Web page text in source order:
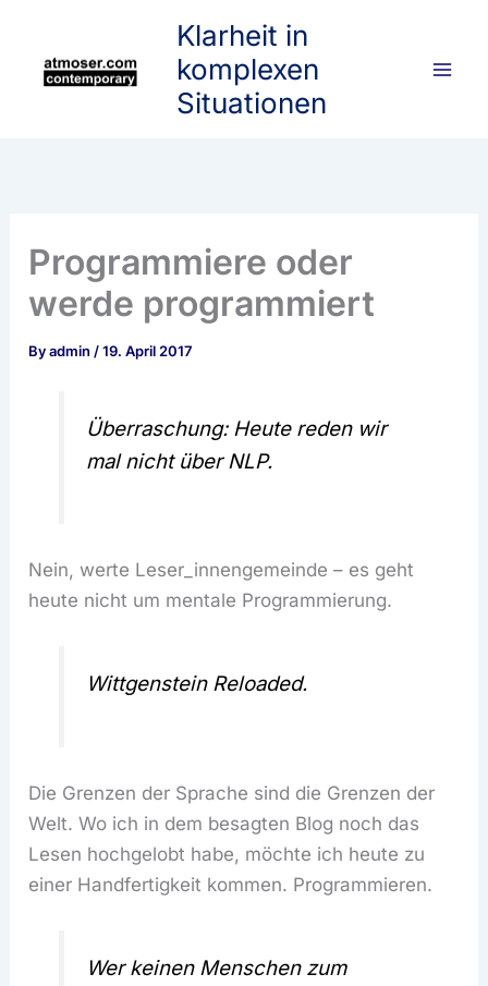
content
Klarheit in
komplexen
Situationen
Programmiere oder
werde programmiert
Byadmin /19. April 2017
Überraschung: Heute reden wir
mal nicht über NLP.
Nein, werte Leser_innengemeinde – es geht
heute nicht um mentale Programmierung.
Wittgenstein Reloaded.
Die Grenzen der Sprache sind die Grenzen der
Welt. Wo ich in dem besagten Blog noch das
Lesen hochgelobt habe, möchte ich heute zu
einer Handfertigkeit kommen. Programmieren.
Wer keinen Menschen zum